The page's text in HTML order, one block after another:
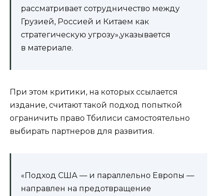
рассматривает сотрудничество между
Грузией, Россией и Китаем как
стратегическую угрозу»,указывается
в материале.
При этом критики, на которых ссылается
издание, считают такой подход попыткой
ограничить право Тбилиси самостоятельно
выбирать партнеров для развития.
«Подход США — и параллельно Европы —
направлен на предотвращение